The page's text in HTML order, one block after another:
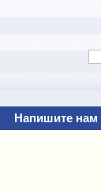
Напишите нам